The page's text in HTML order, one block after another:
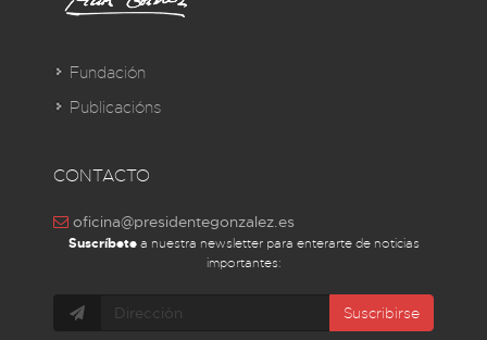
Fundación
Publicacións
CONTACTO
oficina@presidentegonzalez.es
Suscríbetea nuestra newsletter para enterarte de noticias
importantes:
Suscribirse